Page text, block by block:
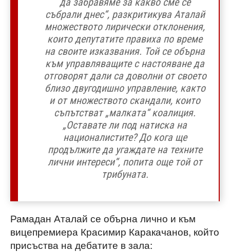
събрали днес“, разкритикува Аталай
множеството лирически отклонения,
които депутатите правиха по време
на своите изказвания. Той се обърна
към управляващите с настояване да
отговорят дали са доволни от своето
близо двугодишно управление, както
и от множеството скандали, които
съпътстват „малката“ коалиция.
„Оставате ли под натиска на
националистите? До кога ще
продължите да угаждате на техните
лични интереси“, попита още той от
трибуната.
Рамадан Аталай се обърна лично и към
вицепремиера Красимир Каракачанов, който
присъства на дебатите в зала: